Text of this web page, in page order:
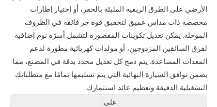
الأرضي على الطرق الريفية المليئة بالحفر، أو اختيار إطارات
مخصصة ذات مداس عميق لتحقيق قوة جر فائقة في الظروف
الموحلة. يمكن تعديل تكوينات المقصورة لتشمل أسرّة نوم إضافية
لفرق السائقين المزدوجين، أو مولدات كهربائية مطورة لدعم
المعدات المساعدة. يتم دمج كل تعديل محدد بدقة في المصنع، مما
يضمن توافق السيارة النهائية التي يتم تسليمها تمامًا مع متطلباتك
التشغيلية الدقيقة وتعظيم عائد استثمارك.
على: